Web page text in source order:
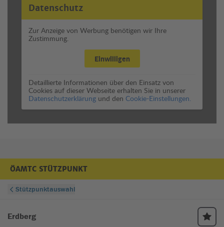
Datenschutz
Zur Anzeige von Werbung benötigen wir Ihre
Zustimmung.
Einwilligen
Detaillierte Informationen über den Einsatz von
Cookies auf dieser Webseite erhalten Sie in unserer
Datenschutzerklärung und den Cookie-Einstellungen.
ÖAMTC STÜTZPUNKT